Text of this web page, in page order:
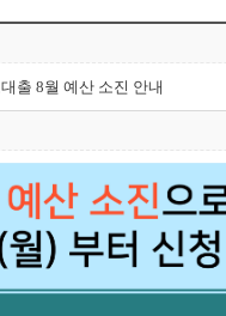
출 8월 예산 소진 안내